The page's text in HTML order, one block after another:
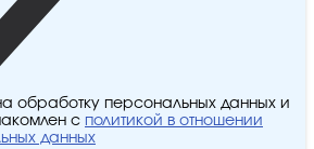
обработку персональных данных и
с политикой в отношении
данных